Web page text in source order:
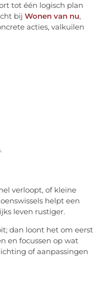
tot één logisch plan
bij Wonen van nu,
acties, valkuilen
verloopt, of kleine
helpt een
leven rustiger.
dan loont het om eerst
en focussen op wat
of aanpassingen